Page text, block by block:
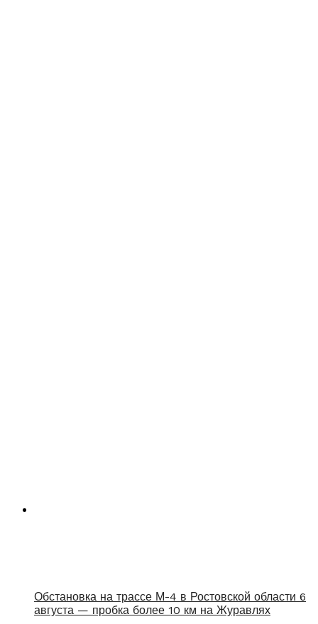
Обстановка на трассе М-4 в Ростовской области 6
августа — пробка более 10 км на Журавлях